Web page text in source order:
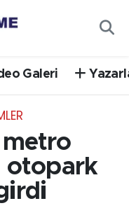
Galeri
metro
otopark
ve Fikstür